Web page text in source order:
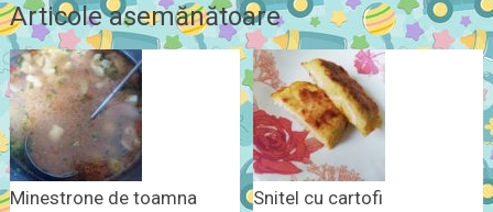
Articole asemănătoare
Minestrone de toamna Snitel cu cartofi